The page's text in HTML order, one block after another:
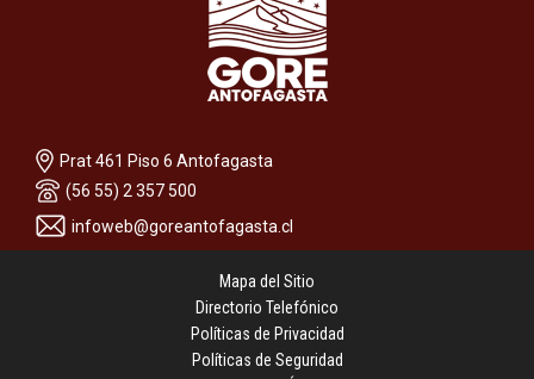
Prat 461 Piso 6 Antofagasta
(56 55) 2 357 500
infoweb@goreantofagasta.cl
Mapa del Sitio
Directorio Telefónico
Políticas de Privacidad
Políticas de Seguridad